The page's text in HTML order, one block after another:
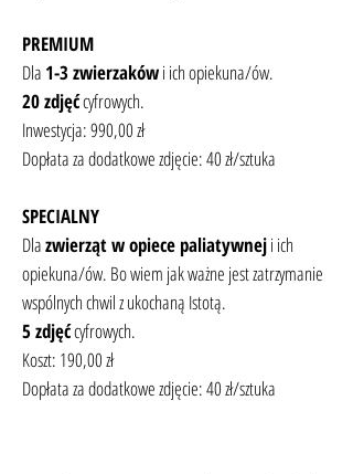
PREMIUM
Dla 1-3 zwierzakówi ich opiekuna/ów.
20 zdjęćcyfrowych.
Inwestycja: 990,00 zł
Dopłata za dodatkowe zdjęcie: 40 zł/sztuka
SPECIALNY
Dlazwierząt w opiece paliatywneji ich
opiekuna/ów. Bo wiem jak ważne jest zatrzymanie
wspólnych chwil z ukochaną Istotą.
5 zdjęćcyfrowych.
Koszt: 190,00 zł
Dopłata za dodatkowe zdjęcie: 40 zł/sztuka